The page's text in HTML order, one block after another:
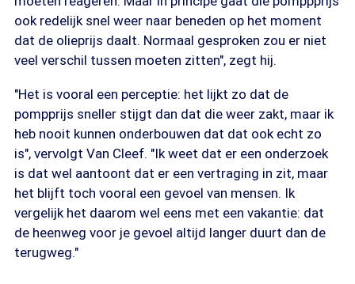
ook redelijk snel weer naar beneden op het moment
dat de olieprijs daalt. Normaal gesproken zou er niet
veel verschil tussen moeten zitten", zegt hij.
"Het is vooral een perceptie: het lijkt zo dat de
pompprijs sneller stijgt dan dat die weer zakt, maar ik
heb nooit kunnen onderbouwen dat dat ook echt zo
is", vervolgt Van Cleef. "Ik weet dat er een onderzoek
is dat wel aantoont dat er een vertraging in zit, maar
het blijft toch vooral een gevoel van mensen. Ik
vergelijk het daarom wel eens met een vakantie: dat
de heenweg voor je gevoel altijd langer duurt dan de
terugweg."